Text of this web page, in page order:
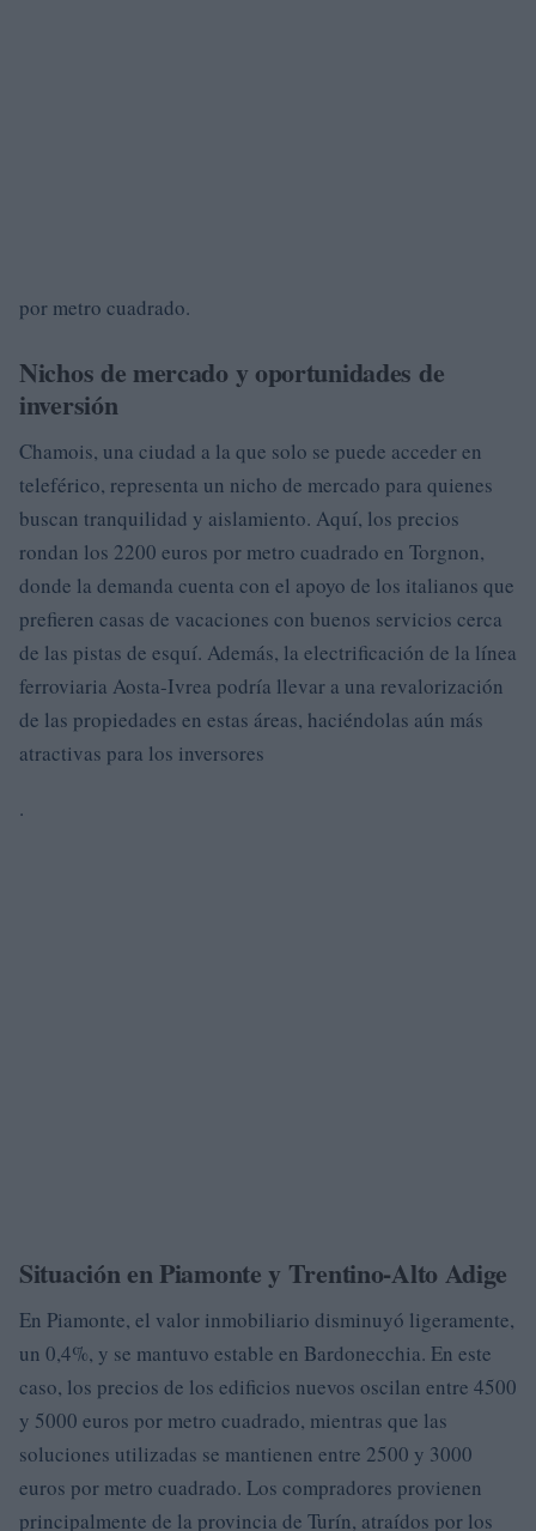
por metro cuadrado.
Nichos de mercado y oportunidades de
inversión
Chamois, una ciudad a la que solo se puede acceder en
teleférico, representa un nicho de mercado para quienes
buscan tranquilidad y aislamiento. Aquí, los precios
rondan los 2200 euros por metro cuadrado en Torgnon,
donde la demanda cuenta con el apoyo de los italianos que
prefieren casas de vacaciones con buenos servicios cerca
de las pistas de esquí. Además, la electrificación de la línea
ferroviaria Aosta-Ivrea podría llevar a una revalorización
de las propiedades en estas áreas, haciéndolas aún más
atractivas para los inversores
.
Situación en Piamonte y Trentino-Alto Adige
En Piamonte, el valor inmobiliario disminuyó ligeramente,
un 0,4%, y se mantuvo estable en Bardonecchia. En este
caso, los precios de los edificios nuevos oscilan entre 4500
y 5000 euros por metro cuadrado, mientras que las
soluciones utilizadas se mantienen entre 2500 y 3000
euros por metro cuadrado. Los compradores provienen
principalmente de la provincia de Turín, atraídos por los